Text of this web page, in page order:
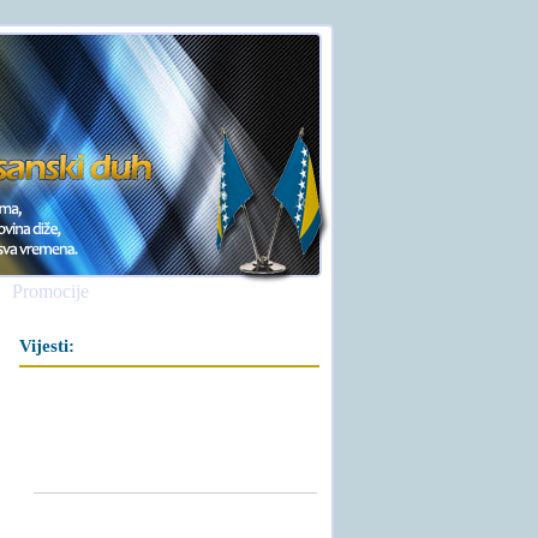
Promocije
Vijesti: